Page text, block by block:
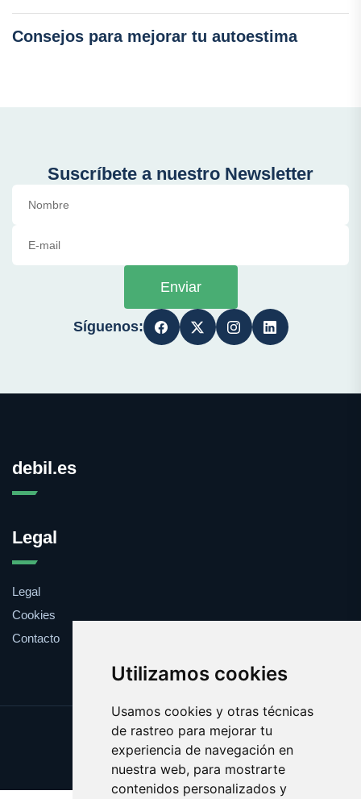
Utilizamos cookies
Usamos cookies y otras técnicas
de rastreo para mejorar tu
experiencia de navegación en
nuestra web, para mostrarte
contenidos personalizados y
Consejos para mejorar tu autoestima
Suscríbete a nuestro Newsletter
Enviar
Síguenos:
debil.es
Legal
Legal
Cookies
Contacto
Update cookies preferences
Copyright © 2025 debil.es